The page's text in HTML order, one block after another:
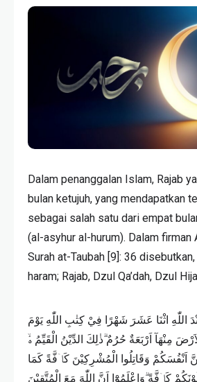
Dalam penanggalan Islam, Rajab
bulan ketujuh, yang mendapatkan
sebagai salah satu dari empat
(al-asyhur al-hurum). Dalam firman
Surah at-Taubah [9]: 36
haram; Rajab, Dzul Qa’dah, Dzul
اللّٰهِ اثْنَا عَشَرَ شَهْرًا فِيْ كِتٰبِ اللّٰهِ يَوْمَ
مِنْهَآ اَرْبَعَةٌ حُرُمٌ ۗذٰلِكَ الدِّيْنُ الْقَيِّمُ ەۙ
اَنْفُسَكُمْ وَقَاتِلُوا الْمُشْرِكِيْنَ كَاۤفَّةً كَمَا
كَاۤفَّةً ۗوَاعْلَمُوْٓا اَنَّ اللّٰهَ مَعَ الْمُتَّقِيْنَ